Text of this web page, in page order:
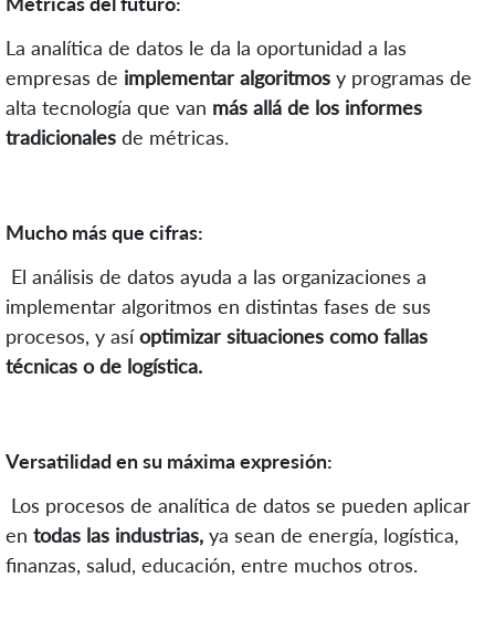
La analítica de datos le da la oportunidad a las
empresas de implementar algoritmos y programas de
alta tecnología que van más allá de los informes
tradicionales de métricas.
Mucho más que cifras:
El análisis de datos ayuda a las organizaciones a
implementar algoritmos en distintas fases de sus
procesos, y asíoptimizar situaciones como fallas
técnicas o de logística.
Versatilidad en su máxima expresión:
Los procesos de analítica de datos se pueden aplicar
en todas las industrias, ya sean de energía, logística,
finanzas, salud, educación, entre muchos otros.